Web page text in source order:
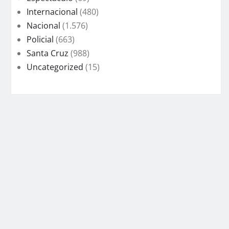
Internacional (480)
Nacional (1.576)
Policial (663)
Santa Cruz (988)
Uncategorized (15)